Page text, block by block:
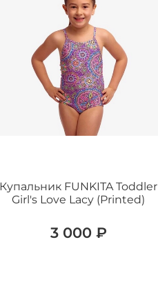
Купальник FUNKITA Toddler
Girl's Love Lacy (Printed)
3 000 ₽